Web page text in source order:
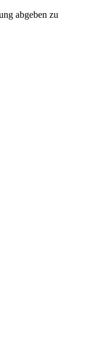
abgeben zu